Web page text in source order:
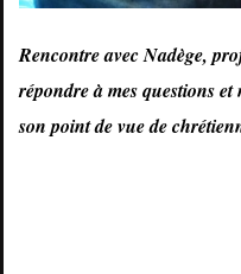
Rencontre avec Nadège,
répondre à mes questions
son point de vue de